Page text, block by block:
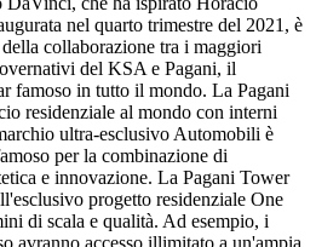
nel quarto trimestre del 2021, è
collaborazione tra i maggiori
del KSA e Pagani, il
famoso in tutto il mondo. La Pagani
residenziale al mondo con interni
ultra-esclusivo Automobili è
per la combinazione di
e innovazione. La Pagani Tower
progetto residenziale One
di scala e qualità. Ad esempio, i